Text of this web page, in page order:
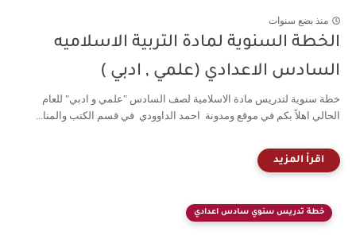
منذ بضع سنوات
الخطة السنوية لمادة التربية الاسلاميه
السادس الاعدادي (علمي , ادبي )
خطة سنوية لتدريس مادة الاسلامية لصف السادس "علمي و ادبي" للعام
الحالي اهلاً بكم في موقع ومدونة احمد الداوودي في قسم الكتب والمنا...
خطة تدريس سنوي سادس اعدادي